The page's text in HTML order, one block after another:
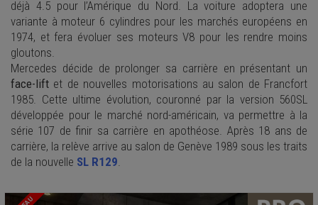
déjà 4.5 pour l’Amérique du Nord. La voiture adoptera une
variante à moteur 6 cylindres pour les marchés européens en
1974, et fera évoluer ses moteurs V8 pour les rendre moins
gloutons.
Mercedes décide de prolonger sa carrière en présentant un
face-lift et de nouvelles motorisations au salon de Francfort
1985. Cette ultime évolution, couronné par la version 560SL
développée pour le marché nord-américain, va permettre à la
série 107 de finir sa carrière en apothéose . Après 18 ans de
carrière, la relève arrive au salon de Genève 1989 sous les traits
de la nouvelle SL R129